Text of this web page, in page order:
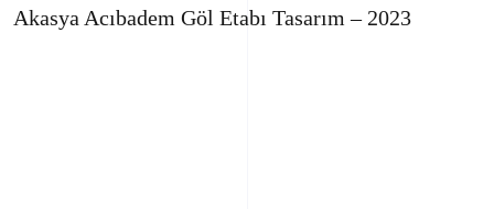
Akasya Acıbadem Göl Etabı Tasarım – 2023